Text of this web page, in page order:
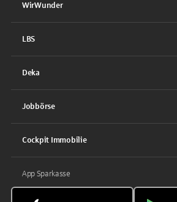
WirWunder
LBS
Deka
Jobbörse
Cockpit Immobilie
App Sparkasse